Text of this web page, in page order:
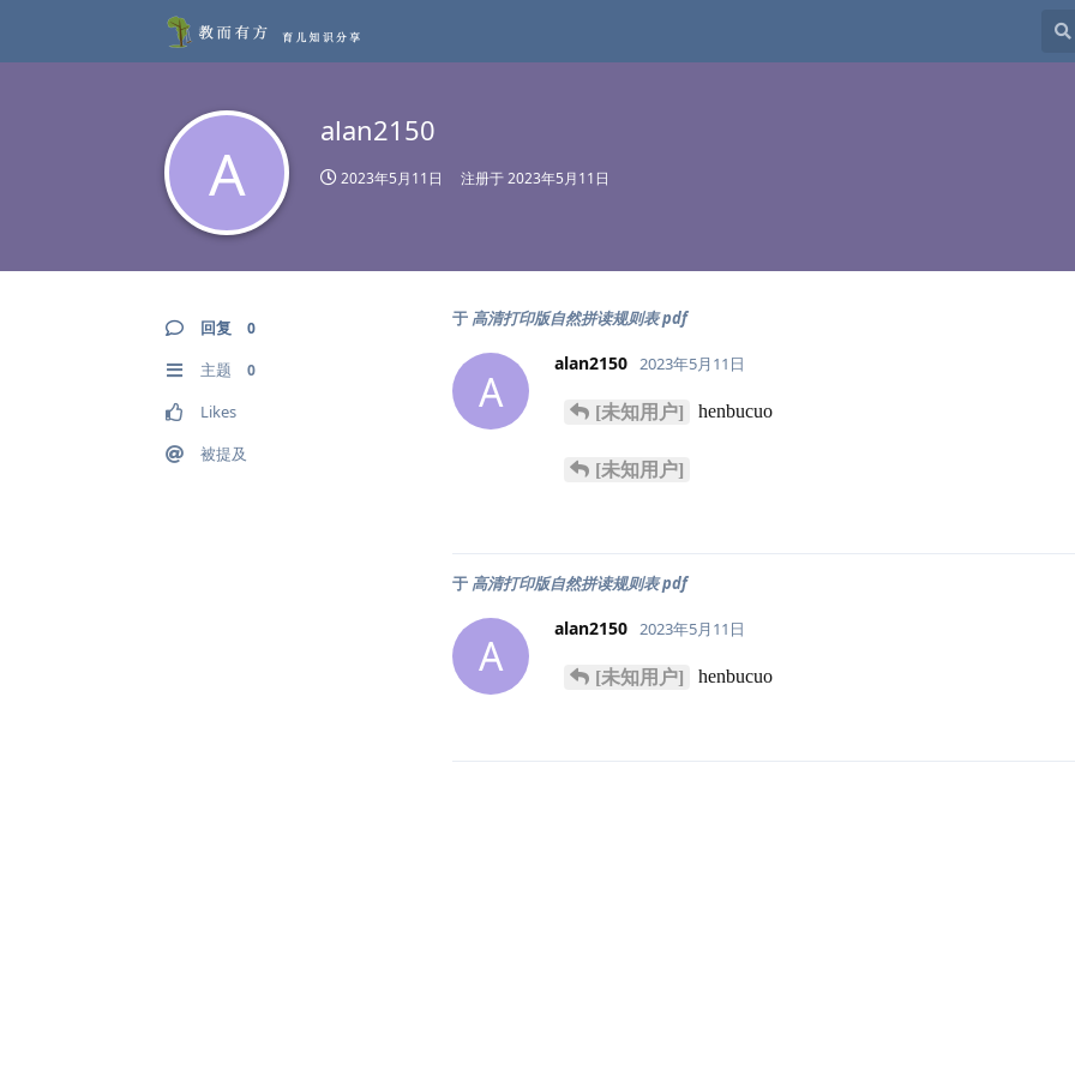
A
alan2150
2023年5月11日 注册于2023年5月11日
回复 0
主题 0
Likes
被提及
于 高清打印版自然拼读规则表 pdf
A
alan2150 2023年5月11日
[未知用户] henbucuo
[未知用户]
于 高清打印版自然拼读规则表 pdf
A
alan2150 2023年5月11日
[未知用户] henbucuo